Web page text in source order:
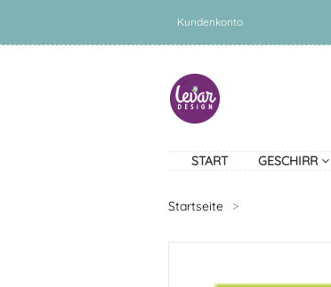
Kundenkonto
START GESCHIRR
Startseite >